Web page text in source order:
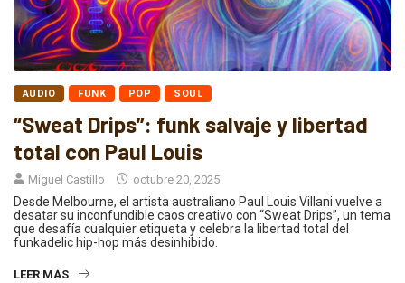
AUDIO FUNK POP SOUL
“Sweat Drips”: funk salvaje y libertad
total con Paul Louis
Miguel Castillo octubre 20, 2025
Desde Melbourne, el artista australiano Paul Louis Villani vuelve a
desatar su inconfundible caos creativo con “Sweat Drips”, un tema
que desafía cualquier etiqueta y celebra la libertad total del
funkadelic hip-hop más desinhibido.
LEER MÁS